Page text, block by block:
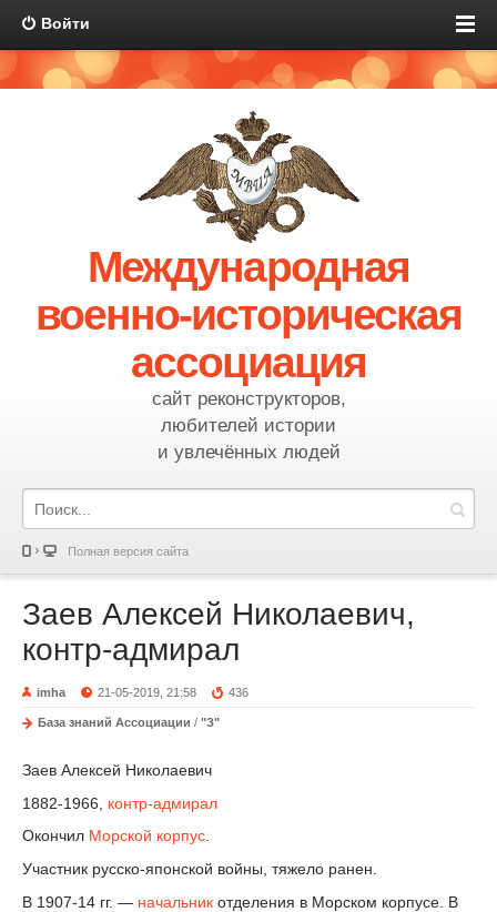
Войти
Международная
военно-историческая
ассоциация
сайт реконструкторов,
любителей истории
и увлечённых людей
Полная версия сайта
Заев Алексей Николаевич,
контр-адмирал
imha 21-05-2019, 21:58 436
База знаний Ассоциации / "З"
Заев Алексей Николаевич
1882-1966, контр-адмирал
Окончил Морской корпус.
Участник русско-японской войны, тяжело ранен.
В 1907-14 гг. — начальник отделения в Морском корпусе. В